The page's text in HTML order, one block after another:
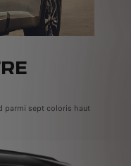
parmi sept coloris haut